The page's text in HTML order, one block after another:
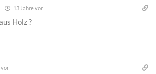
13 Jahre vor
Holz ?
vor